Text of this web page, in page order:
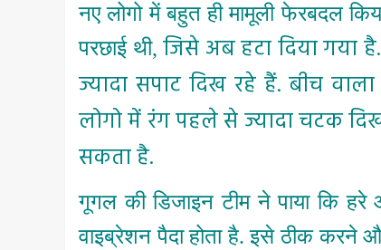
नए लोगो में बहुत ही मामूली फेरबदल
परछाई थी,जिसे अब हटा दिया गया
ज्यादा सपाट दिख रहे हैं. बीच
लोगो में रंग पहले से ज्यादा चटक
सकता है.
गूगल की डिजाइन टीम ने पाया कि
वाइब्रेशन पैदा होता है. इसे ठीक करने